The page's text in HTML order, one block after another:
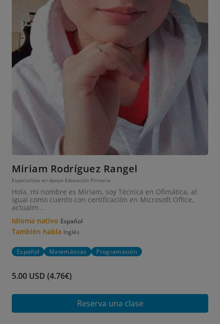
Miriam Rodríguez Rangel
Especialista en Apoyo Educación Primaria
Hola, mi nombre es Miriam, soy Técnica en Ofimática, al
igual como cuento con certificación en Microsoft Office,
actualm...
Idioma nativo Español
También habla Inglés
Español Matemáticas Programación
5.00 USD (4.76€)
Reserva una clase